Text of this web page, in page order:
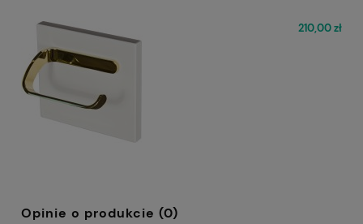
210,00 zł
Opinie o produkcie (0)